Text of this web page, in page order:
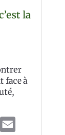
la
face à
LinkedIn